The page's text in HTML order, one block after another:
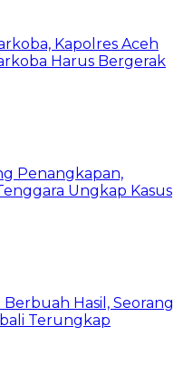
Kapolres Aceh
Harus Bergerak
Penangkapan,
Ungkap Kasus
Hasil, Seorang
Terungkap